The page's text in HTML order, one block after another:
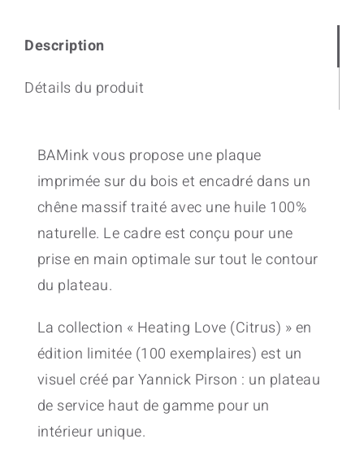
Description
Détails du produit
BAMink vous propose une plaque
imprimée sur du bois et encadré dans un
chêne massif traité avec une huile 100%
naturelle. Le cadre est conçu pour une
prise en main optimale sur tout le contour
du plateau.
La collection « Heating Love (Citrus) » en
édition limitée (100 exemplaires) est un
visuel créé par Yannick Pirson : un plateau
de service haut de gamme pour un
intérieur unique.